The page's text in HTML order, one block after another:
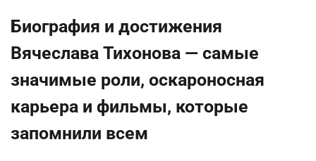
Биография и достижения
Вячеслава Тихонова — самые
значимые роли, оскароносная
карьера и фильмы, которые
запомнили всем